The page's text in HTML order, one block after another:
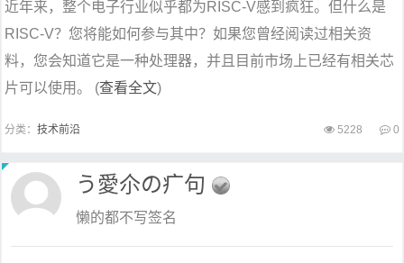
近年来，整个电子行业似乎都为RISC-V感到疯狂。但什么是
RISC-V？您将能如何参与其中？如果您曾经阅读过相关资
料，您会知道它是一种处理器，并且目前市场上已经有相关芯
片可以使用。 (查看全文)
分类： 技术前沿 5228 0
う愛尒の疒句
懒的都不写签名